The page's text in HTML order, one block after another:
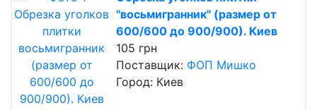
"восьмигранник" (размер от
600/600 до 900/900). Киев
105 грн
Поставщик: ФОП Мишко
Город: Киев